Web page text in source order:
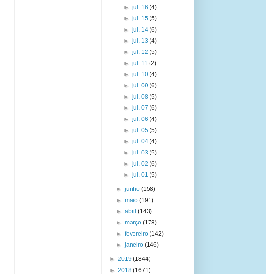
► jul. 16 (4)
► jul. 15 (5)
► jul. 14 (6)
► jul. 13 (4)
► jul. 12 (5)
► jul. 11 (2)
► jul. 10 (4)
► jul. 09 (6)
► jul. 08 (5)
► jul. 07 (6)
► jul. 06 (4)
► jul. 05 (5)
► jul. 04 (4)
► jul. 03 (5)
► jul. 02 (6)
► jul. 01 (5)
►junho(158)
►maio(191)
►abril(143)
►março(178)
►fevereiro(142)
►janeiro(146)
► 2019 (1844)
► 2018 (1671)